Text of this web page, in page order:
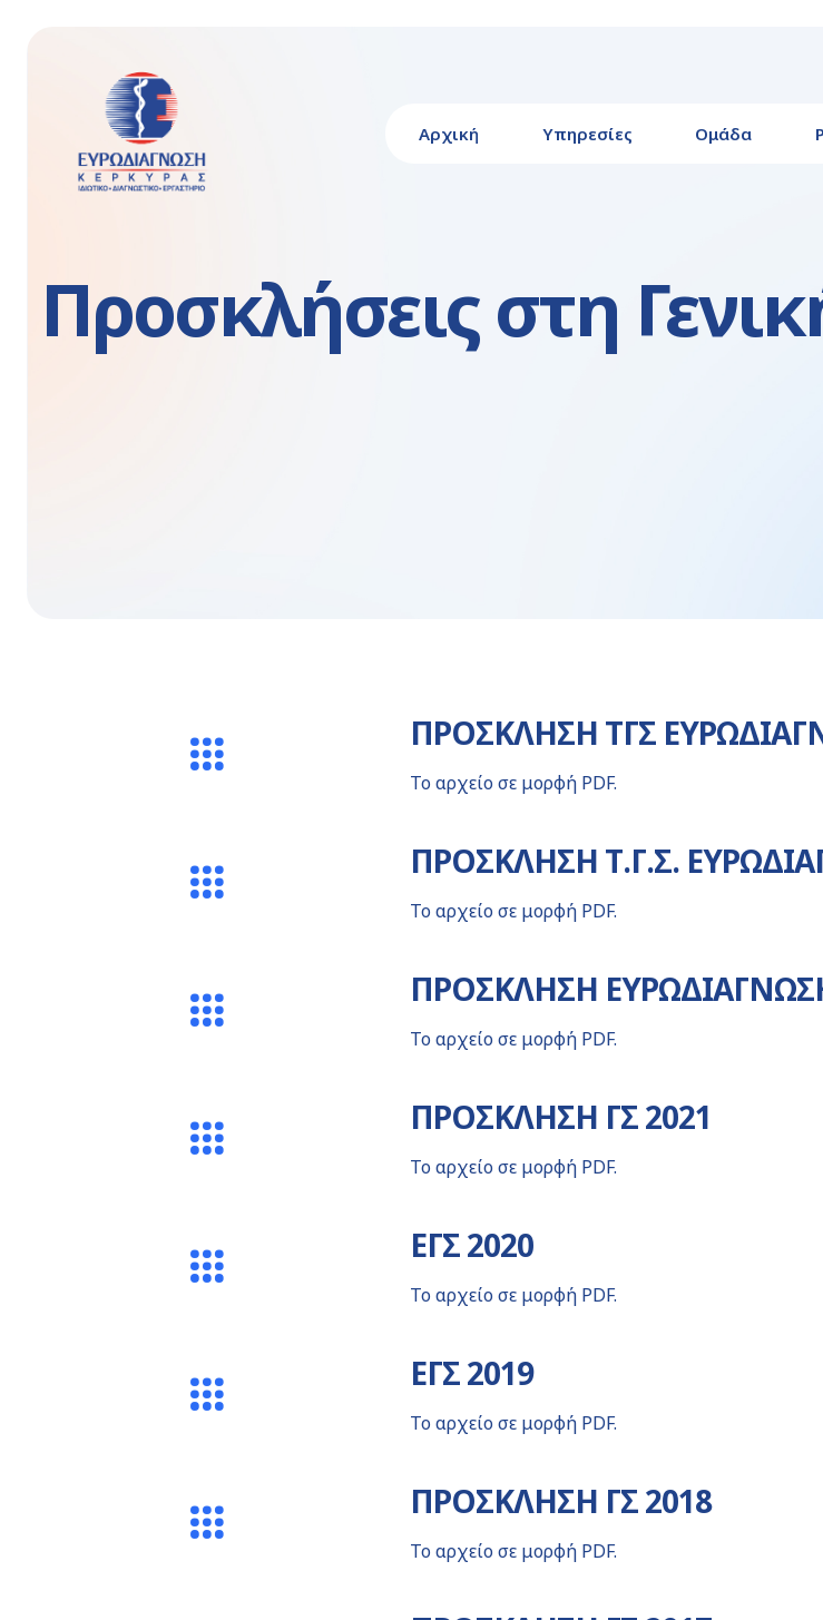
Αρχική Υπηρεσίες Ομάδα
Προσκλήσεις στη
ΠΡΟΣΚΛΗΣH ΤΓΣ
Το αρχείο σε μορφή PDF.
ΠΡΟΣΚΛΗΣΗ Τ.Γ.Σ.
Το αρχείο σε μορφή PDF.
ΠΡΟΣΚΛΗΣΗ
Το αρχείο σε μορφή PDF.
ΠΡΟΣΚΛΗΣΗ ΓΣ 2021
Το αρχείο σε μορφή PDF.
ΕΓΣ 2020
Το αρχείο σε μορφή PDF.
ΕΓΣ 2019
Το αρχείο σε μορφή PDF.
ΠΡΟΣΚΛΗΣΗ ΓΣ 2018
Το αρχείο σε μορφή PDF.